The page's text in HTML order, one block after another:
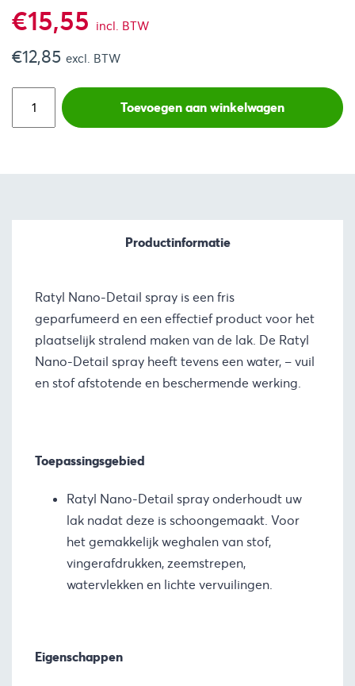
€15,55 incl. BTW
€12,85 excl. BTW
Toevoegen aan winkelwagen
Productinformatie
Ratyl Nano-Detail spray is een fris
geparfumeerd en een effectief product voor het
plaatselijk stralend maken van de lak. De Ratyl
Nano-Detail spray heeft tevens een water, – vuil
en stof afstotende en beschermende werking.
Toepassingsgebied
Ratyl Nano-Detail spray onderhoudt uw
lak nadat deze is schoongemaakt. Voor
het gemakkelijk weghalen van stof,
vingerafdrukken, zeemstrepen,
watervlekken en lichte vervuilingen.
Eigenschappen